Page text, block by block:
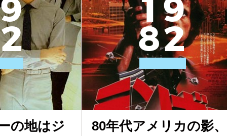
9
2
の地はジ
1 9
82
80年代アメリカの影、